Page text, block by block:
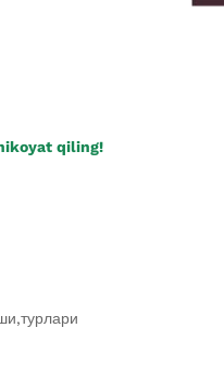
qiling!